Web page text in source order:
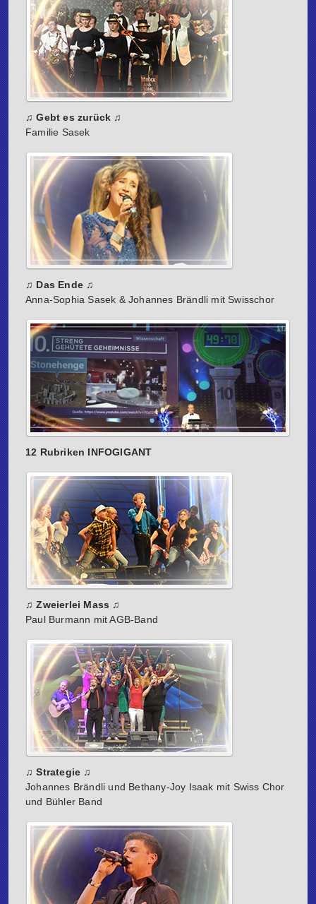
♫ Gebt es zurück ♫
Familie Sasek
♫ Das Ende ♫
Anna-Sophia Sasek & Johannes Brändli mit Swisschor
12 Rubriken INFOGIGANT
♫ Zweierlei Mass ♫
Paul Burmann mit AGB-Band
♫ Strategie ♫
Johannes Brändli und Bethany-Joy Isaak mit Swiss Chor
und Bühler Band